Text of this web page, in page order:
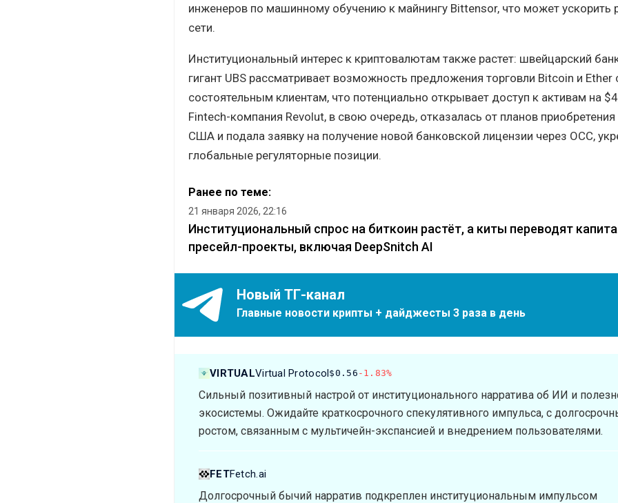
инженеров по машинному обучению к майнингу Bittensor, что может ускорить
сети.
Институциональный интерес к криптовалютам также растет: швейцарский
гигант UBS рассматривает возможность предложения торговли Bitcoin и Ether
состоятельным клиентам, что потенциально открывает доступ к активам на
Fintech-компания Revolut, в свою очередь, отказалась от планов приобретения
США и подала заявку на получение новой банковской лицензии через OCC,
глобальные регуляторные позиции.
Ранее по теме:
21 января 2026, 22:16
Институциональный спрос на биткоин растёт, а киты переводят
пресейл-проекты, включая DeepSnitch AI
Новый ТГ-канал
Главные новости крипты + дайджесты 3 раза в день
VIRTUALVirtual Protocol$0.56 -1.83%
Сильный позитивный настрой от институционального нарратива об ИИ и
экосистемы. Ожидайте краткосрочного спекулятивного импульса, с
ростом, связанным с мультичейн-экспансией и внедрением пользователями.
FETFetch.ai
Долгосрочный бычий нарратив подкреплен институциональным импульсом